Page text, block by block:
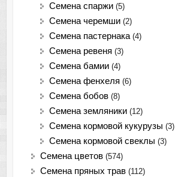
Семена спаржи (5)
Семена черемши (2)
Семена пастернака (4)
Семена ревеня (3)
Семена бамии (4)
Семена фенхеля (6)
Семена бобов (8)
Семена земляники (12)
Семена кормовой кукурузы (3)
Семена кормовой свеклы (3)
Семена цветов (574)
Семена пряных трав (112)